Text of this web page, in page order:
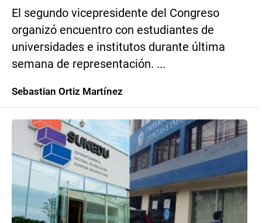
El segundo vicepresidente del Congreso
organizó encuentro con estudiantes de
universidades e institutos durante última
semana de representación. ...
Sebastian Ortiz Martínez